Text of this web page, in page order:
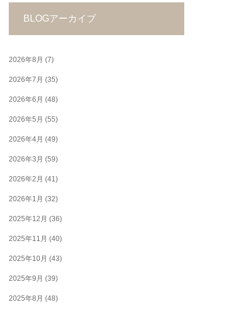
BLOGアーカイブ
2026年8月 (7)
2026年7月 (35)
2026年6月 (48)
2026年5月 (55)
2026年4月 (49)
2026年3月 (59)
2026年2月 (41)
2026年1月 (32)
2025年12月 (36)
2025年11月 (40)
2025年10月 (43)
2025年9月 (39)
2025年8月 (48)